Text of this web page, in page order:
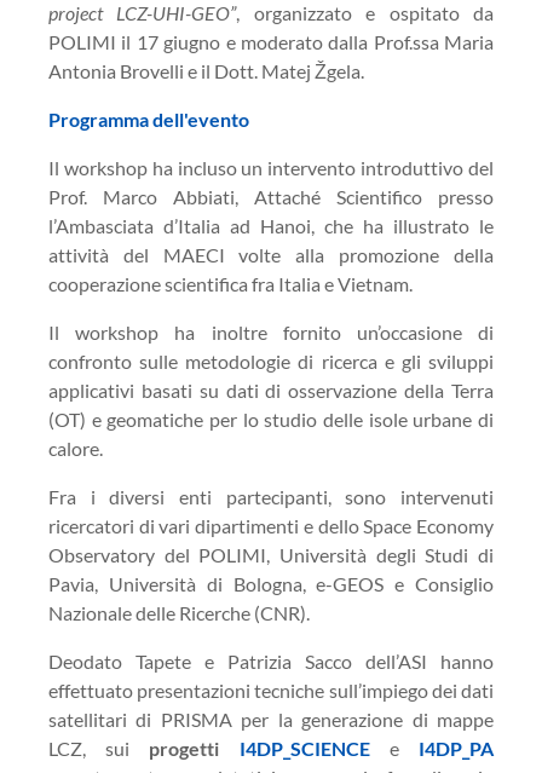
project LCZ-UHI-GEO”, organizzato e ospitato da
POLIMI il 17 giugno e moderato dalla Prof.ssa Maria
Antonia Brovelli e il Dott. Matej Žgela.
Programma dell'evento
Il workshop ha incluso un intervento introduttivo del
Prof. Marco Abbiati, Attaché Scientifico presso
l’Ambasciata d’Italia ad Hanoi, che ha illustrato le
attività del MAECI volte alla promozione della
cooperazione scientifica fra Italia e Vietnam.
Il workshop ha inoltre fornito un’occasione di
confronto sulle metodologie di ricerca e gli sviluppi
applicativi basati su dati di osservazione della Terra
(OT) e geomatiche per lo studio delle isole urbane di
calore.
Fra i diversi enti partecipanti, sono intervenuti
ricercatori di vari dipartimenti e dello Space Economy
Observatory del POLIMI, Università degli Studi di
Pavia, Università di Bologna, e-GEOS e Consiglio
Nazionale delle Ricerche (CNR).
Deodato Tapete e Patrizia Sacco dell’ASI hanno
effettuato presentazioni tecniche sull’impiego dei dati
satellitari di PRISMA per la generazione di mappe
LCZ, sui progetti I4DP_SCIENCEe I4DP_PA